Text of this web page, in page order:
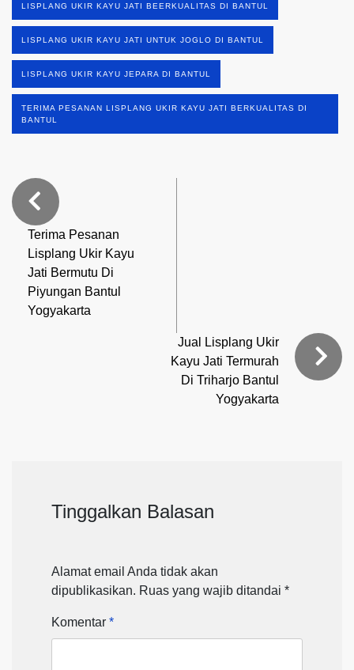
LISPLANG UKIR KAYU JATI BEERKUALITAS DI BANTUL
LISPLANG UKIR KAYU JATI UNTUK JOGLO DI BANTUL
LISPLANG UKIR KAYU JEPARA DI BANTUL
TERIMA PESANAN LISPLANG UKIR KAYU JATI BERKUALITAS DI
BANTUL
Terima Pesanan
Lisplang Ukir Kayu
Jati Bermutu Di
Piyungan Bantul
Yogyakarta
Jual Lisplang Ukir
Kayu Jati Termurah
Di Triharjo Bantul
Yogyakarta
Tinggalkan Balasan
Alamat email Anda tidak akan
dipublikasikan. Ruas yang wajib ditandai *
Komentar *